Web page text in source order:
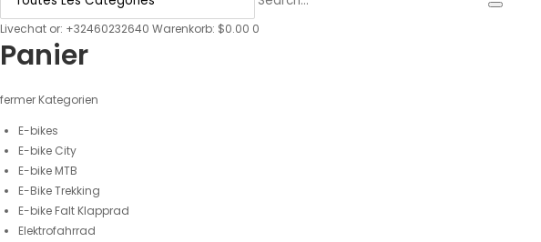
Livechat or: +32460232640 Warenkorb: $0.00 0
Panier
fermer Kategorien
E-bikes
E-bike City
E-bike MTB
E-Bike Trekking
E-bike Falt Klapprad
Elektrofahrrad